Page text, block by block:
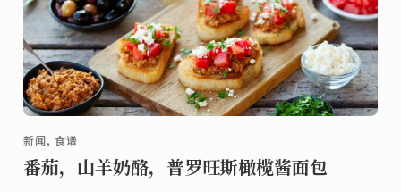
新闻, 食谱
番茄，山羊奶酪，普罗旺斯橄榄酱面包